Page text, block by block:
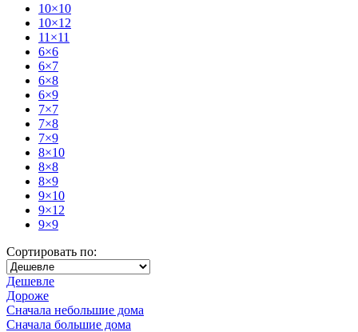
10×10
10×12
11×11
6×6
6×7
6×8
6×9
7×7
7×8
7×9
8×10
8×8
8×9
9×10
9×12
9×9
Сортировать по:
Дешевле
Дороже
Сначала небольшие дома
Сначала большие дома